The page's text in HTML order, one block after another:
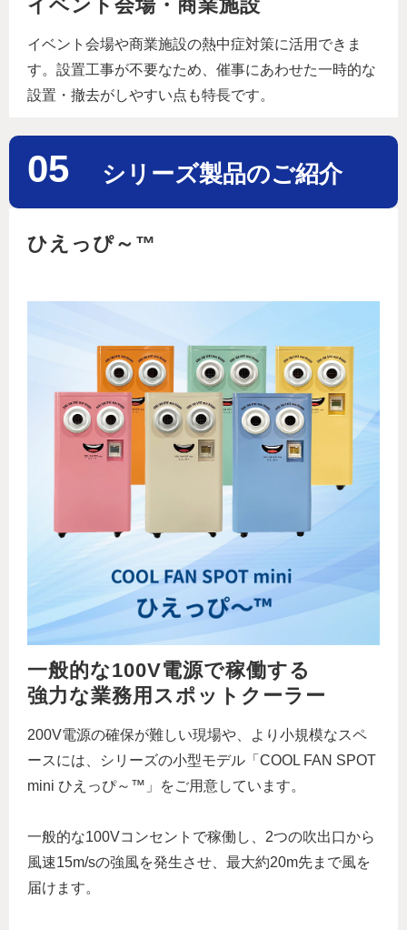
イベント会場・商業施設
イベント会場や商業施設の熱中症対策に活用できま
す。設置工事が不要なため、催事にあわせた一時的な
設置・撤去がしやすい点も特長です。
05 シリーズ製品のご紹介
ひえっぴ～™
一般的な100V電源で稼働する
強力な業務用スポットクーラー
200V電源の確保が難しい現場や、より小規模なスペ
ースには、シリーズの小型モデル「COOL FAN SPOT
mini ひえっぴ～™」をご用意しています。
一般的な100Vコンセントで稼働し、2つの吹出口から
風速15m/sの強風を発生させ、最大約20m先まで風を
届けます。